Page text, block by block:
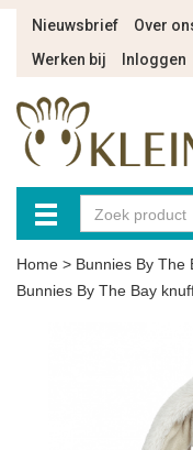
Nieuwsbrief Over
Werken bij
Inloggen
Home > Bunnies By The
Bunnies By The Bay